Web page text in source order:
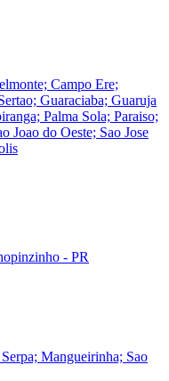
Campo Ere;
Guaraciaba; Guaruja
Palma Sola; Paraiso;
Joao do Oeste; Sao Jose
- PR
Mangueirinha; Sao